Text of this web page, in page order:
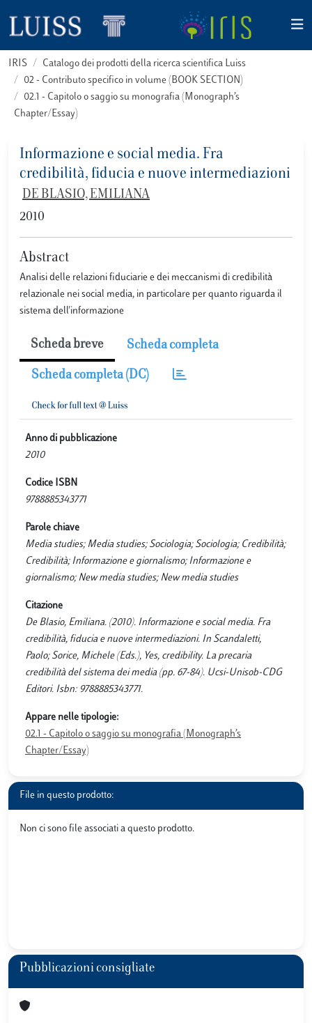
IRIS
Catalogo dei prodotti della ricerca scientifica Luiss
02 - Contributo specifico in volume (BOOK SECTION)
02.1 - Capitolo o saggio su monografia (Monograph’s
Chapter/Essay)
Informazione e social media. Fra
credibilità, fiducia e nuove intermediazioni
DE BLASIO, EMILIANA
2010
Abstract
Analisi delle relazioni fiduciarie e dei meccanismi di credibilità
relazionale nei social media, in particolare per quanto riguarda il
sistema dell'informazione
Scheda breve Scheda completa
Scheda completa (DC)
Anno di pubblicazione
2010
Codice ISBN
9788885343771
Parole chiave
Media studies; Media studies; Sociologia; Sociologia; Credibilità;
Credibilità; Informazione e giornalismo; Informazione e
giornalismo; New media studies; New media studies
Citazione
De Blasio, Emiliana. (2010). Informazione e social media. Fra
credibilità, fiducia e nuove intermediazioni. In Scandaletti,
Paolo; Sorice, Michele (Eds.), Yes, credibility. La precaria
credibilità del sistema dei media (pp. 67-84). Ucsi-Unisob-CDG
Editori. Isbn: 9788885343771.
Appare nelle tipologie:
02.1 - Capitolo o saggio su monografia (Monograph’s
Chapter/Essay)
File in questo prodotto:
Non ci sono file associati a questo prodotto.
Pubblicazioni consigliate